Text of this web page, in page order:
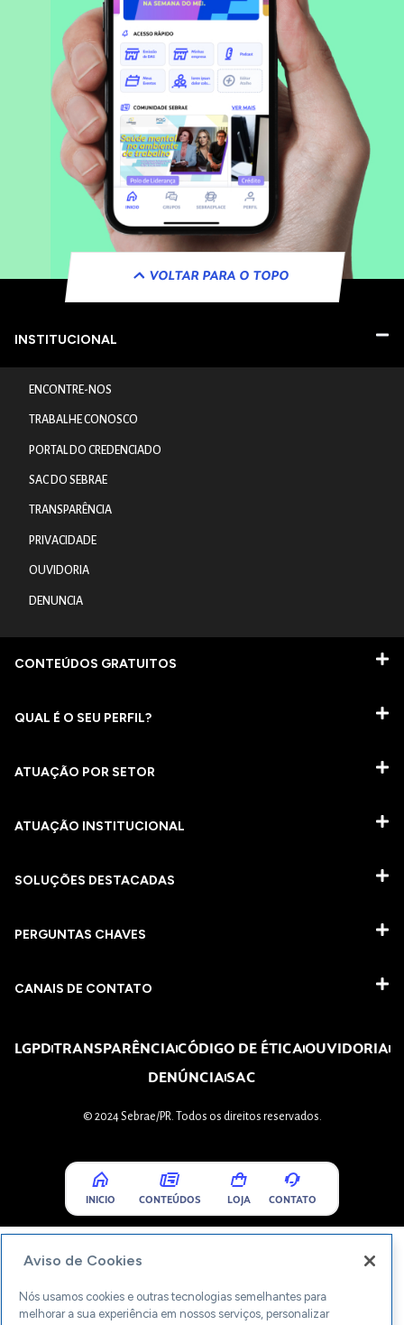
VOLTAR PARA O TOPO
INSTITUCIONAL
ENCONTRE-NOS
TRABALHE CONOSCO
PORTAL DO CREDENCIADO
SAC DO SEBRAE
TRANSPARÊNCIA
PRIVACIDADE
OUVIDORIA
DENUNCIA
CONTEÚDOS GRATUITOS
QUAL É O SEU PERFIL?
ATUAÇÃO POR SETOR
ATUAÇÃO INSTITUCIONAL
SOLUÇÕES DESTACADAS
PERGUNTAS CHAVES​
CANAIS DE CONTATO
LGPDTRANSPARÊNCIACÓDIGO DE ÉTICAOUVIDORIA
DENÚNCIASAC
© 2024 Sebrae/PR. Todos os direitos reservados.
INICIO CONTEÚDOS LOJA CONTATO
Aviso de Cookies
Nós usamos cookies e outras tecnologias semelhantes para
melhorar a sua experiência em nossos serviços, personalizar